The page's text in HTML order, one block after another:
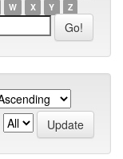
W X Y Z